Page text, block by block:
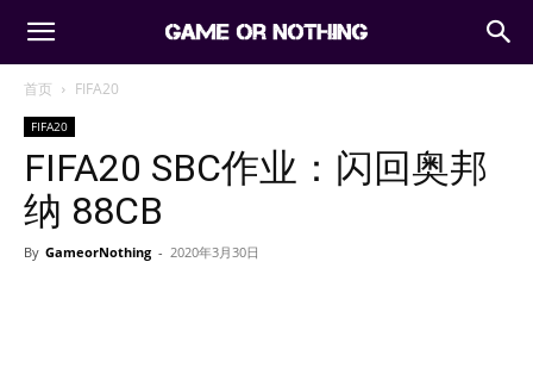
首页 FIFA20
FIFA20
FIFA20 SBC作业：闪回奥邦
纳 88CB
By GameorNothing - 2020年3月30日